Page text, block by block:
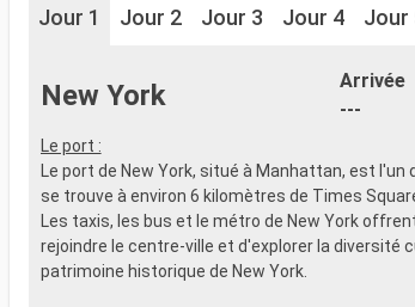
Jour 1 Jour 2 Jour 3 Jour 4 Jour
New York
Arrivée
---
Le port :
Le port de New York, situé à Manhattan, est l'un
se trouve à environ 6 kilomètres de Times
Les taxis, les bus et le métro de New York
rejoindre le centre-ville et d'explorer la diversité
patrimoine historique de New York.